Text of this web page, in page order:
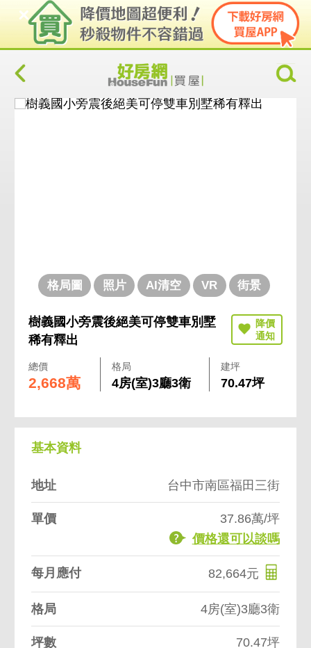
格局圖 照片 AI清空 VR 街景
樹義國小旁震後絕美可停雙車別墅
稀有釋出
總價
2,668萬
格局
4房(室)3廳3衛
建坪
70.47坪
基本資料
地址 台中市南區福田三街
單價
37.86萬/坪
價格還可以談嗎
每月應付 82,664元
格局 4房(室)3廳3衛
坪數 70.47坪